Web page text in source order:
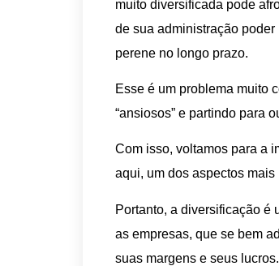
muito diversificada pode
de sua administração
perene no longo prazo.
Esse é um problema muito
“ansiosos” e partindo para
Com isso, voltamos para a
aqui, um dos aspectos
Portanto, a diversificação é
as empresas, que se bem
suas margens e seus lucros.